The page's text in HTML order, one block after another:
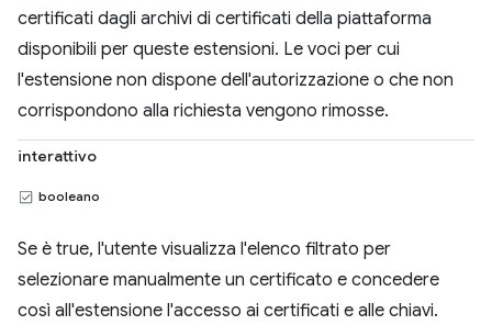
certificati dagli archivi di certificati della piattaforma
disponibili per queste estensioni. Le voci per cui
l'estensione non dispone dell'autorizzazione o che non
corrispondono alla richiesta vengono rimosse.
interattivo
booleano
Se è true, l'utente visualizza l'elenco filtrato per
selezionare manualmente un certificato e concedere
così all'estensione l'accesso ai certificati e alle chiavi.